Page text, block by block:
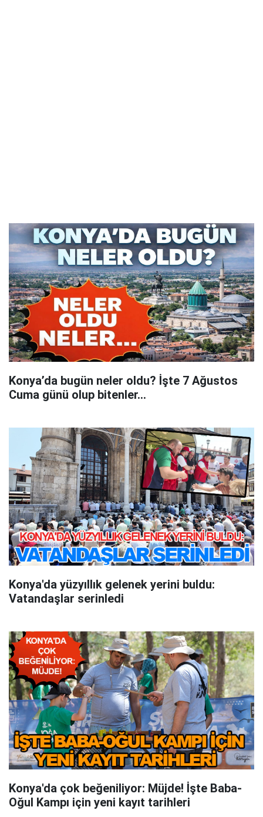
Konya’da bugün neler oldu? İşte 7 Ağustos
Cuma günü olup bitenler…
Konya'da yüzyıllık gelenek yerini buldu:
Vatandaşlar serinledi
Konya'da çok beğeniliyor: Müjde! İşte Baba-
Oğul Kampı için yeni kayıt tarihleri